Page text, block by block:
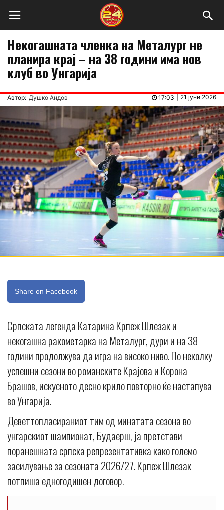
Некогашната членка на Металург не
планира крај – на 38 години има нов
клуб во Унгарија
Автор: Душко Андов 21 јуни 2026
17:03
Share on Facebook
Српската легенда Катарина Крпеж Шлезак и
некогашна ракометарка на Металург, дури и на 38
години продолжува да игра на високо ниво. По неколку
успешни сезони во романските Крајова и Корона
Брашов, искусното десно крило повторно ќе настапува
во Унгарија.
Деветтопласираниот тим од минатата сезона во
унгарскиот шампионат, Будаерш, ја претстави
поранешната српска репрезентативка како големо
засилување за сезоната 2026/27. Крпеж Шлезак
потпиша едногодишен договор.